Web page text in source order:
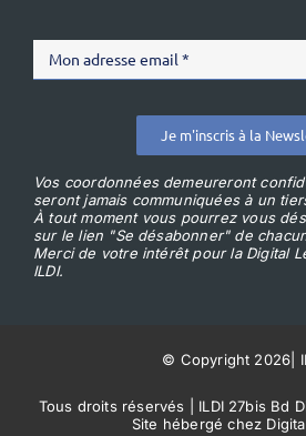
Je m'inscris à la
Vos coordonnées demeureront
seront jamais communiquées à un
À tout moment vous pourrez vous
sur le lien "Se désabonner" de
Merci de votre intérêt pour la Digital
ILDI.
© Copyright 2026
Tous droits réservés | ILDI 27bis Bd
Site hébergé chez